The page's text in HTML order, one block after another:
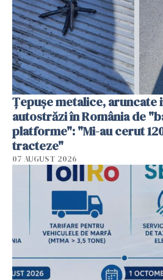
Țepușe metalice, aruncate
autostrăzi în România de
platforme": "Mi-au cerut
tracteze"
07 AUGUST 2026